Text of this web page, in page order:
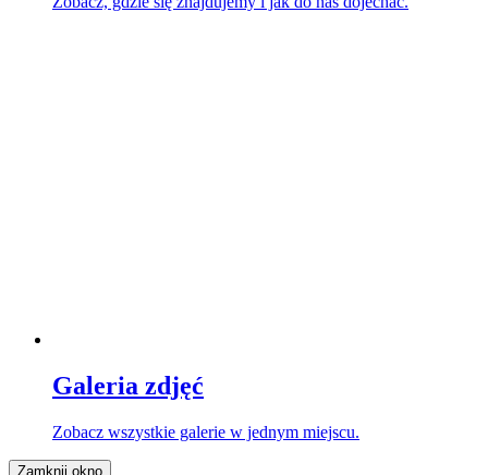
Galeria zdjęć
Zobacz wszystkie galerie w jednym miejscu.
Zamknij okno